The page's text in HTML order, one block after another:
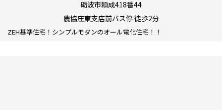
砺波市頼成418番44
農協庄東支店前バス停 徒歩2分
ZEH基準住宅！シンプルモダンのオール電化住宅！！